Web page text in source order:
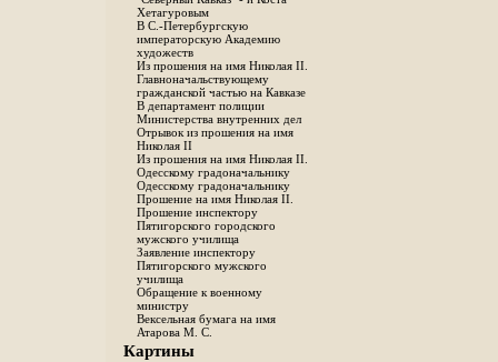
Хетагуровым
В С.-Петербургскую
императорскую Академию
художеств
Из прошения на имя Николая II.
Главноначальствующему
гражданской частью на Кавказе
В департамент полиции
Министерства внутренних дел
Отрывок из прошения на имя
Николая II
Из прошения на имя Николая II.
Одесскому градоначальнику
Одесскому градоначальнику
Прошение на имя Николая II.
Прошение инспектору
Пятигорского городского
мужского училища
Заявление инспектору
Пятигорского мужского
училища
Обращение к военному
министру
Вексельная бумага на имя
Атарова М. С.
Картины